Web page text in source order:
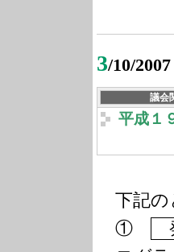
3/10/2007
議会
平成１
下記
①